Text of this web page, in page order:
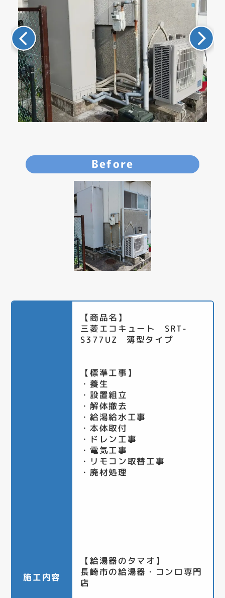
Before
施工内容
【商品名】
三菱エコキュート SRT-
S377UZ 薄型タイプ
【標準工事】
・養生
・設置組立
・解体撤去
・給湯給水工事
・本体取付
・ドレン工事
・電気工事
・リモコン取替工事
・廃材処理
【給湯器のタマオ】
長崎市の給湯器・コンロ専門
店